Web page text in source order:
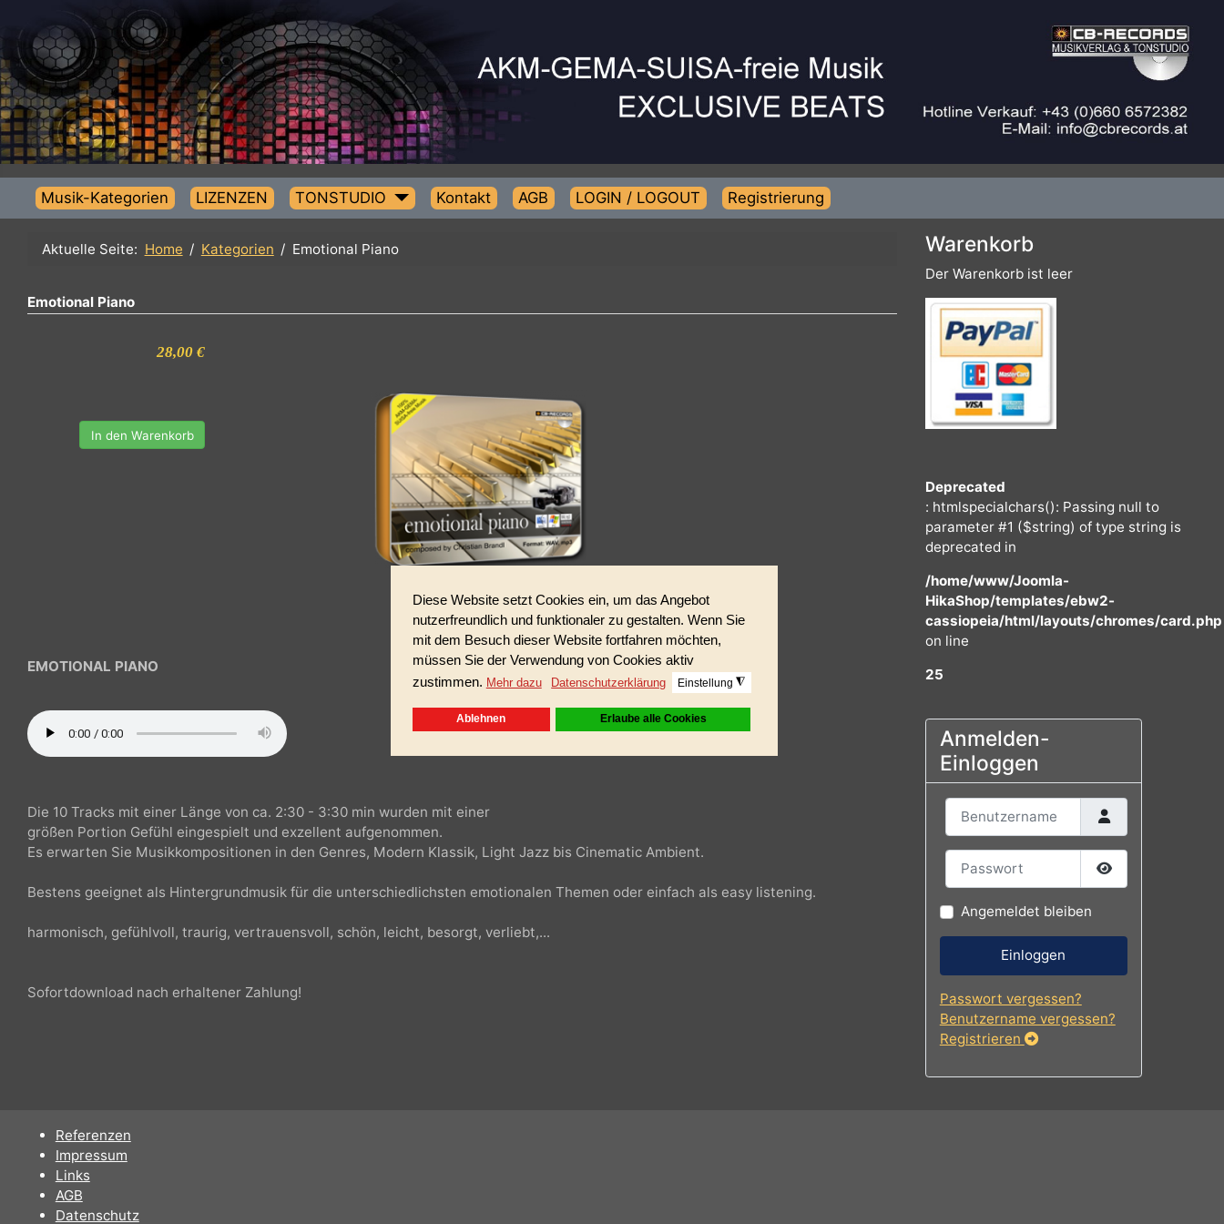
Musik-Kategorien LIZENZEN TONSTUDIO Kontakt AGB LOGIN / LOGOUT Registrierung
Aktuelle Seite:Home Kategorien
Emotional Piano
Die 10 Tracks mit einer Länge von ca. 2:30 - 3:30 min wurden mit einer
Es erwarten Sie Musikkompositionen in den Genres, Modern Klassik, Light Jazz bis Cinematic Ambient.
Bestens geeignet als Hintergrundmusik für die unterschiedlichsten emotionalen Themen oder einfach als easy listening.
Warenkorb
Deprecated
: htmlspecialchars(): Passing null to
parameter #1 ($string) of type
deprecated in
/home/www/Joomla-
HikaShop/templates/ebw2-
Anmelden-
Einloggen
Benutzername
Passwort
Angemeldet bleiben
Einloggen
Passwort vergessen?
Benutzername vergessen?
Referenzen
Impressum